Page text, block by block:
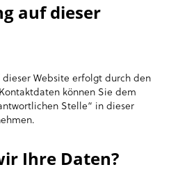
auf dieser
Website erfolgt durch den
können Sie dem
Stelle“ in dieser
Ihre Daten?